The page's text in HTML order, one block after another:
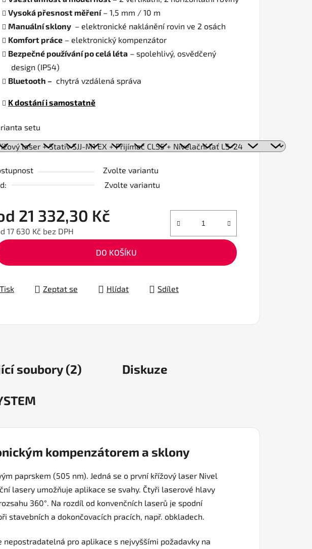
Vysoká přesnost měření – 1,5 mm / 10 m
Manuální sklony – elektronické naklánění rovin ve 2 osách
Komfort práce – elektronický kompenzátor
Bezpečné používání po celá léta – spolehlivý, osvědčený
design (IP54)
Bluetooth – chytrá vzdálená správa
K dostání i samostatně
setu
Zvolte variantu
Zvolte variantu
21 332,30 Kč
17 630 Kč bez DPH
cena:
DO KOŠÍKU
Tisk Zeptat se Hlídat Sdílet
soubory (2) Diskuze
kompenzátorem a sklony
paprskem (505 nm). Jedná se o první křížový laser Nivel
lasery umožňuje aplikace se svahy. Čtyři laserové hlavy
360°. Na rozdíl od konvenčních laserů je spodní
stavebních a dokončovacích pracích, např. obkladech.
pro aplikace s nejvyššími požadavky na